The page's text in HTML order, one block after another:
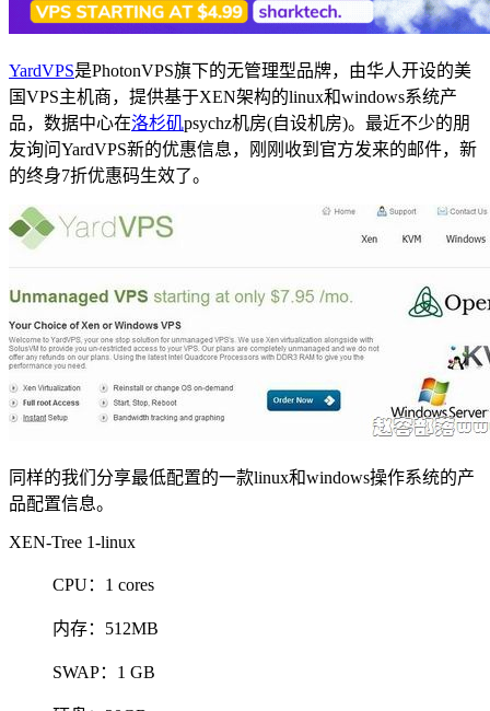
YardVPS是PhotonVPS旗下的无管理型品牌，由华人开设的美
国VPS主机商，提供基于XEN架构的linux和windows系统产
品，数据中心在洛杉矶psychz机房(自设机房)。最近不少的朋
友询问YardVPS新的优惠信息，刚刚收到官方发来的邮件，新
的终身7折优惠码生效了。
同样的我们分享最低配置的一款linux和windows操作系统的产
品配置信息。
XEN-Tree 1-linux
CPU：1 cores
内存：512MB
SWAP：1 GB